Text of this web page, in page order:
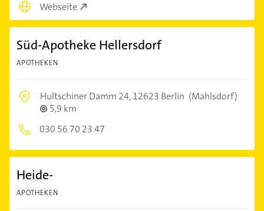
Webseite
Süd-Apotheke Hellersdorf
APOTHEKEN
Hultschiner Damm 24,12623 Berlin (Mahlsdorf)
5,9 km
030 56 70 23 47
Heide-
APOTHEKEN